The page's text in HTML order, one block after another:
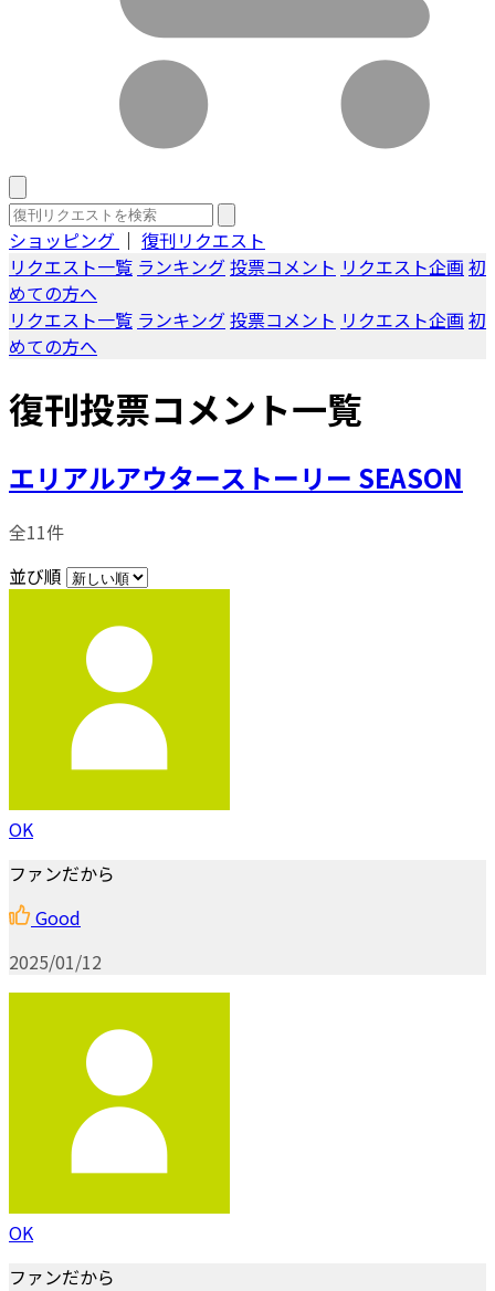
ショッピング ｜ 復刊リクエスト
リクエスト一覧 ランキング投票コメント リクエスト企画 初
めての方へ
リクエスト一覧 ランキング投票コメント リクエスト企画 初
めての方へ
復刊投票コメント一覧
エリアルアウターストーリー SEASON
全11件
並び順
OK
ファンだから
Good
2025/01/12
OK
ファンだから